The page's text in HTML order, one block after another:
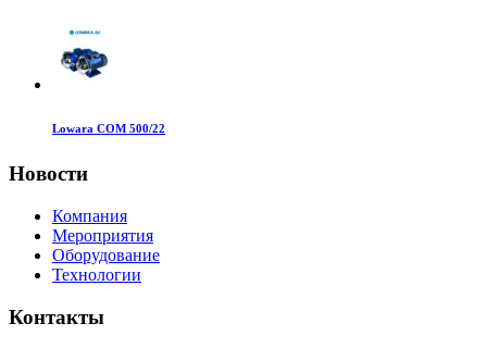
Lowara COM 500/22
Новости
Компания
Мероприятия
Оборудование
Технологии
Контакты